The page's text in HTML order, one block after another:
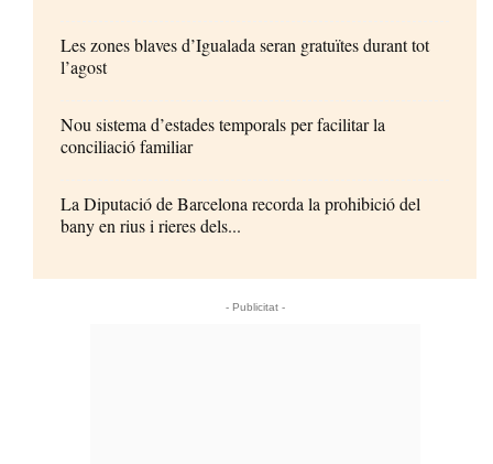
Les zones blaves d’Igualada seran gratuïtes durant tot
l’agost
Nou sistema d’estades temporals per facilitar la
conciliació familiar
La Diputació de Barcelona recorda la prohibició del
bany en rius i rieres dels...
- Publicitat -